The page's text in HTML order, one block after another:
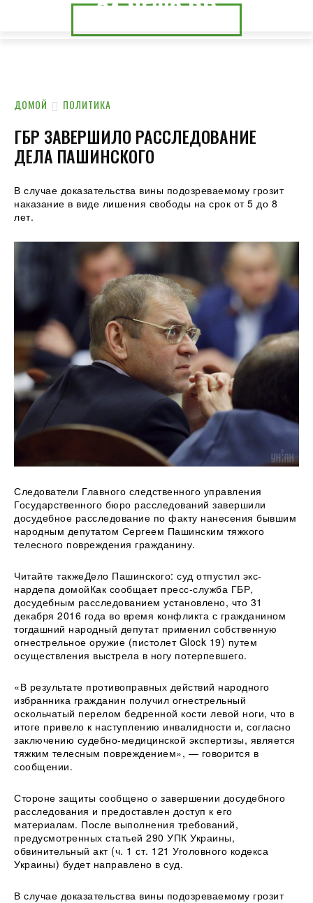
24.NEWS.CK
24.NEWS.DP
ДОМОЙ ПОЛИТИКА
ГБР ЗАВЕРШИЛО РАССЛЕДОВАНИЕ
ДЕЛА ПАШИНСКОГО
В случае доказательства вины подозреваемому грозит
наказание в виде лишения свободы на срок от 5 до 8
лет.
Следователи Главного следственного управления
Государственного бюро расследований завершили
досудебное расследование по факту нанесения бывшим
народным депутатом Сергеем Пашинским тяжкого
телесного повреждения гражданину.
Читайте такжеДело Пашинского: суд отпустил экс-
нардепа домойКак сообщает пресс-служба ГБР,
досудебным расследованием установлено, что 31
декабря 2016 года во время конфликта с гражданином
тогдашний народный депутат применил собственную
огнестрельное оружие (пистолет Glock 19) путем
осуществления выстрела в ногу потерпевшего.
«В результате противоправных действий народного
избранника гражданин получил огнестрельный
оскольчатый перелом бедренной кости левой ноги, что в
итоге привело к наступлению инвалидности и, согласно
заключению судебно-медицинской экспертизы, является
тяжким телесным повреждением», — говорится в
сообщении.
Стороне защиты сообщено о завершении досудебного
расследования и предоставлен доступ к его
материалам. После выполнения требований,
предусмотренных статьей 290 УПК Украины,
обвинительный акт (ч. 1 ст. 121 Уголовного кодекса
Украины) будет направлено в суд.
В случае доказательства вины подозреваемому грозит